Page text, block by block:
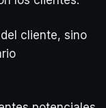
cliente, sino